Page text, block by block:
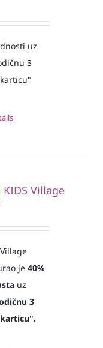
uz
3
KIDS Village
je 40%
uz
3